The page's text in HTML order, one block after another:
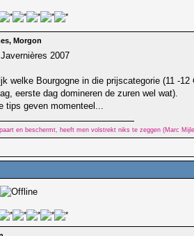
Morgon
2007
welke Bourgogne in die prijscategorie (11 -
eerste dag domineren de zuren wel wat).
tips geven momenteel...
en beschermt, heeft men volstrekt niks te zeggen (Marc